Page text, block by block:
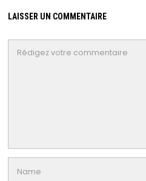
LAISSER UN COMMENTAIRE